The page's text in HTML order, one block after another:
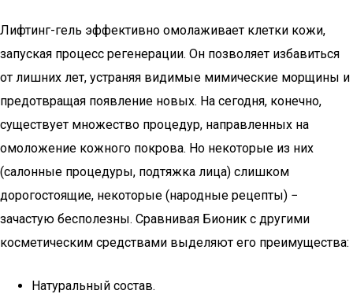
Лифтинг-гель эффективно омолаживает клетки кожи,
запуская процесс регенерации. Он позволяет избавиться
от лишних лет, устраняя видимые мимические морщины и
предотвращая появление новых. На сегодня, конечно,
существует множество процедур, направленных на
омоложение кожного покрова. Но некоторые из них
(салонные процедуры, подтяжка лица) слишком
дорогостоящие, некоторые (народные рецепты) −
зачастую бесполезны. Сравнивая Бионик с другими
косметическим средствами выделяют его преимущества:
Натуральный состав.